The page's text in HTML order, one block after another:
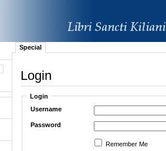
Special
Login
Login
Username
Password
Remember Me